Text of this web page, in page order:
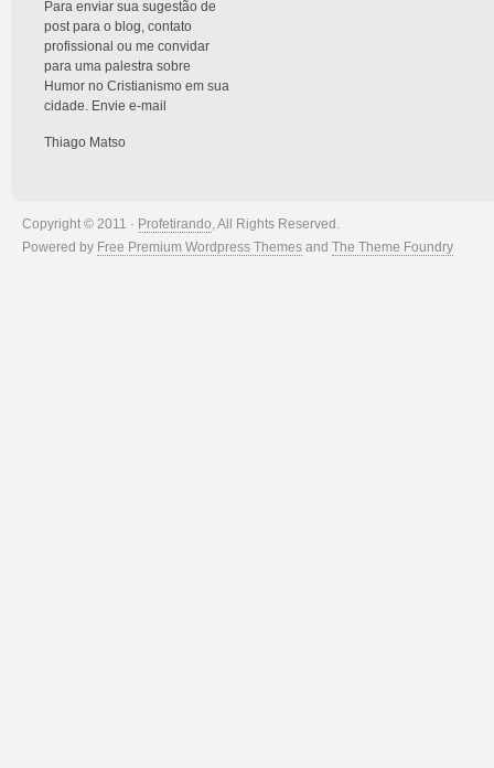
Para enviar sua sugestão de
post para o blog, contato
profissional ou me convidar
para uma palestra sobre
Humor no Cristianismo em sua
cidade. Envie e-mail
Thiago Matso
Copyright © 2011 · Profetirando, All Rights Reserved.
Powered by Free Premium Wordpress Themes and The Theme Foundry